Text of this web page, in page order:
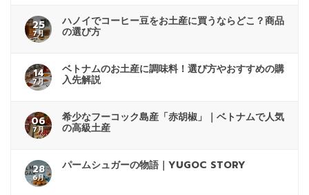
25
7月
ハノイでコーヒー豆をお土産に買うならどこ？商品
の選び方
14
7月
ベトナムのお土産に調味料！選び方やおすすめの購
入先解説
06
7月
希少なフーコック島産「赤胡椒」｜ベトナムで人気
の高級土産
28
6月
パームシュガーの物語｜YUGOC STORY